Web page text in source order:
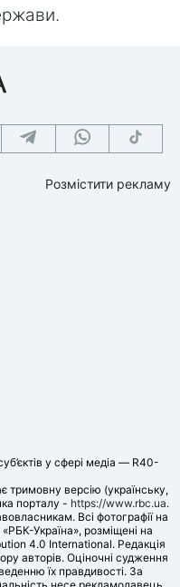
Розмістити рекламу
у сфері медіа — R40-
тримовну версію (українську,
порталу - https://www.rbc.ua.
Всі фотографії на
Україна», розміщені на
4.0 International. Редакція
авторів. Оціночні судження
їх правдивості. За